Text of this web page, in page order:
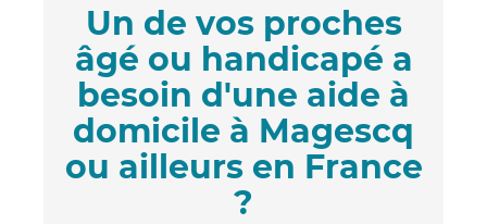
Un de vos proches
âgé ou handicapé a
besoin d'une aide à
domicile à Magescq
ou ailleurs en France
?